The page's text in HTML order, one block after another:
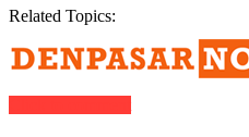
Related Topics: